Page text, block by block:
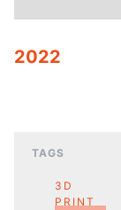
2022
TAGS
3D
PRINT